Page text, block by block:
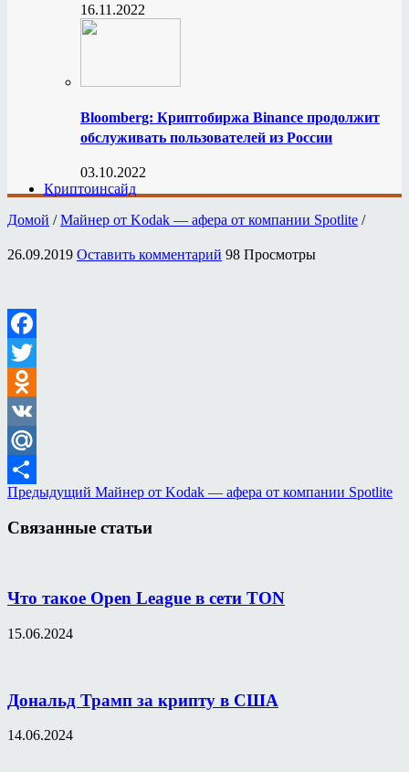
16.11.2022
Bloomberg: Криптобиржа Binance продолжит
обслуживать пользователей из России
03.10.2022
Криптоинсайд
Домой / Майнер от Kodak — афера от компании Spotlite /
26.09.2019 Оставить комментарий 98 Просмотры
Facebook
Twitter
Odnoklassniki
VK
Mail.Ru
Отправить
Предыдущий Майнер от Kodak — афера от компании Spotlite
Связанные статьи
Что такое Open League в сети TON
15.06.2024
Дональд Трамп за крипту в США
14.06.2024